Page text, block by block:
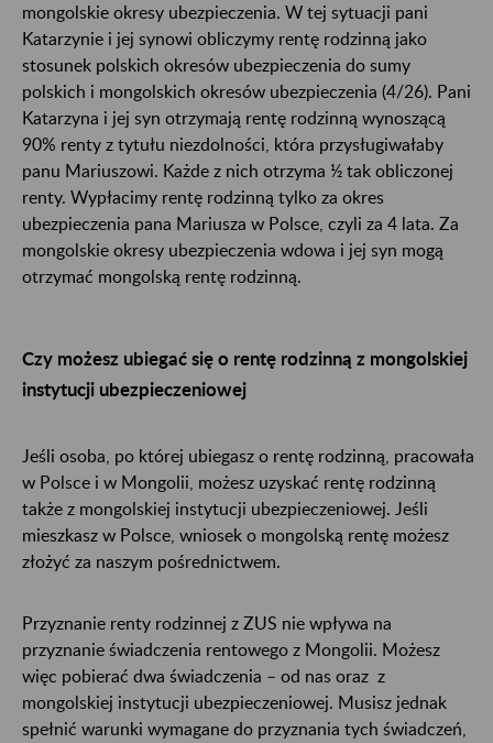
mongolskie okresy ubezpieczenia. W tej sytuacji pani
Katarzynie i jej synowi obliczymy rentę rodzinną jako
stosunek polskich okresów ubezpieczenia do sumy
polskich i mongolskich okresów ubezpieczenia (4/26). Pani
Katarzyna i jej syn otrzymają rentę rodzinną wynoszącą
90% renty z tytułu niezdolności, która przysługiwałaby
panu Mariuszowi. Każde z nich otrzyma ½ tak obliczonej
renty. Wypłacimy rentę rodzinną tylko za okres
ubezpieczenia pana Mariusza w Polsce, czyli za 4 lata. Za
mongolskie okresy ubezpieczenia wdowa i jej syn mogą
otrzymać mongolską rentę rodzinną.
Czy możesz ubiegać się o rentę rodzinną z mongolskiej
instytucji ubezpieczeniowej
Jeśli osoba, po której ubiegasz o rentę rodzinną, pracowała
w Polsce i w Mongolii, możesz uzyskać rentę rodzinną
także z mongolskiej instytucji ubezpieczeniowej. Jeśli
mieszkasz w Polsce, wniosek o mongolską rentę możesz
złożyć za naszym pośrednictwem.
Przyznanie renty rodzinnej z ZUS nie wpływa na
przyznanie świadczenia rentowego z Mongolii. Możesz
więc pobierać dwa świadczenia – od nas oraz z
mongolskiej instytucji ubezpieczeniowej. Musisz jednak
spełnić warunki wymagane do przyznania tych świadczeń,